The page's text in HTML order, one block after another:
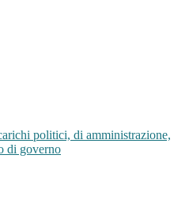
politici, di amministrazione,
di governo